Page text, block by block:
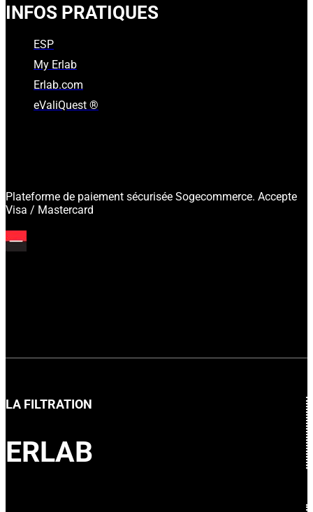
INFOS PRATIQUES
ESP
My Erlab
Erlab.com
eValiQuest ®
Plateforme de paiement sécurisée Sogecommerce. Accepte
Visa / Mastercard
LA FILTRATION
ERLAB